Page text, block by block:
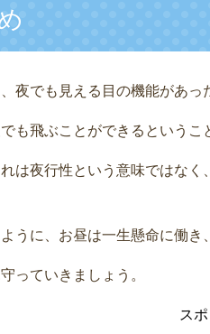
夜でも見える目の機能があっ
も飛ぶことができるというこ
は夜行性という意味ではな
うに、お昼は一生懸命に働き
っていきましょう。
ス